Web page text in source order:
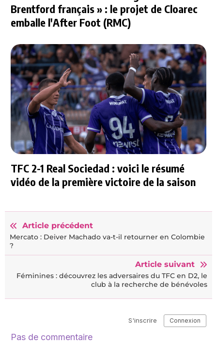
Brentford français » : le projet de Cloarec
emballe l'After Foot (RMC)
TFC 2-1 Real Sociedad : voici le résumé
vidéo de la première victoire de la saison
Article précédent
Mercato : Deiver Machado va-t-il retourner en Colombie
?
Article suivant
Féminines : découvrez les adversaires du TFC en D2, le
club à la recherche de bénévoles